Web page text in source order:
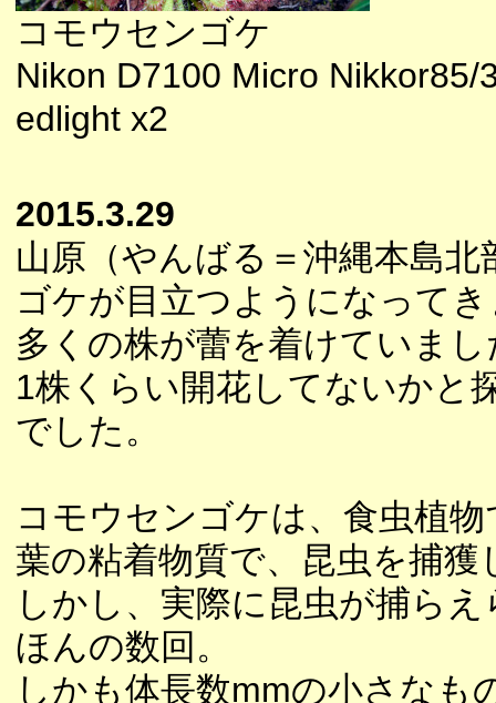
コモウセンゴケ
Nikon D7100 Micro Nikkor85/
edlight x2
2015.3.29
山原（やんばる＝沖縄本島
ゴケが目立つようになって
多くの株が蕾を着けていまし
1株くらい開花してないかと
でした。
コモウセンゴケは、食虫植物
葉の粘着物質で、昆虫を捕獲
しかし、実際に昆虫が捕ら
ほんの数回。
しかも体長数mmの小さなも